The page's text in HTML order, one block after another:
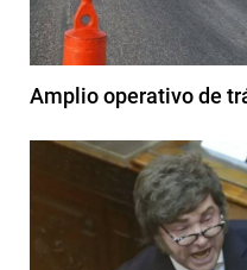
Amplio operativo de